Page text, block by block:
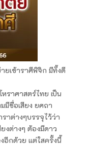
เข้าราศีพิจิก มีทั้งดี
ราศาสตร์ไทย เป็น
มีชื่อเสียง ยศถา
าต่างๆบรรจุไว้ว่า
งต่างๆ ต้องมีดาว
อีกด้วย แต่ใสครั้งนี้